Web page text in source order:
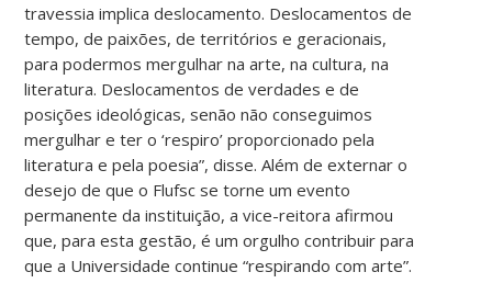
travessia implica deslocamento. Deslocamentos de
tempo, de paixões, de territórios e geracionais,
para podermos mergulhar na arte, na cultura, na
literatura. Deslocamentos de verdades e de
posições ideológicas, senão não conseguimos
mergulhar e ter o ‘respiro’ proporcionado pela
literatura e pela poesia”, disse. Além de externar o
desejo de que o Flufsc se torne um evento
permanente da instituição, a vice-reitora afirmou
que, para esta gestão, é um orgulho contribuir para
que a Universidade continue “respirando com arte”.